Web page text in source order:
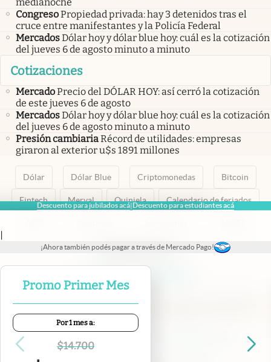
Descuento para jubilados acá|Descuento para estudiantes acá
|
¡Ahora también podés pagar a través de Mercado Pago!
Promo Primer Mes
Por 1 mes a:
$14.700
CongresoPropiedad privada: hay 3 detenidos tras el
cruce entre manifestantes y la Policía Federal
MercadosDólar hoy y dólar blue hoy: cuál es la cotización
del jueves 6 de agosto minuto a minuto
Cotizaciones
MercadoPrecio del DÓLAR HOY: así cerró la cotización
de este jueves 6 de agosto
MercadosDólar hoy y dólar blue hoy: cuál es la cotización
del jueves 6 de agosto minuto a minuto
Presión cambiariaRécord de utilidades: empresas
giraron al exterior u$s 1891 millones
Dólar Dólar Blue Criptomonedas Bitcoin
Fintech Merval Quiniela Calendario de feriados
abre en nueva pestaña
abre en nueva pestaña
abre en nueva pestaña
abre en nueva pestaña
abre en nueva pestaña